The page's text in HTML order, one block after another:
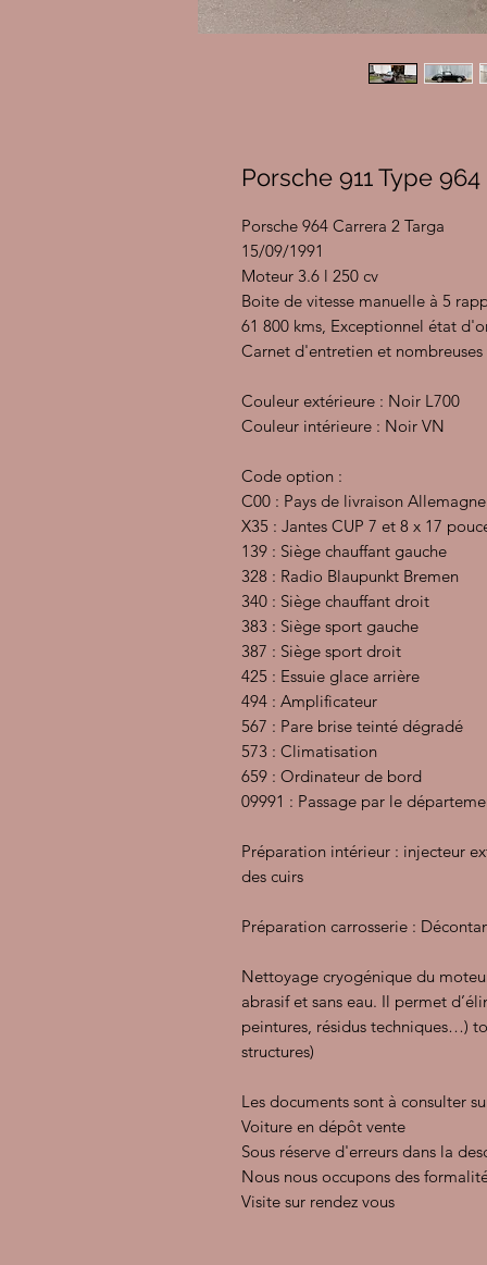
Porsche 911 Type
Porsche 964 Carrera 2 Targa
15/09/1991
Moteur 3.6 l 250 cv
Boite de vitesse manuelle à 5
61 800 kms, Exceptionnel état
Carnet d'entretien et
Couleur extérieure : Noir L700
Couleur intérieure : Noir VN
Code option :
C00 : Pays de livraison Allemagne
X35 : Jantes CUP 7 et 8 x 17
139 : Siège chauffant gauche
328 : Radio Blaupunkt Bremen
340 : Siège chauffant droit
383 : Siège sport gauche
387 : Siège sport droit
425 : Essuie glace arrière
494 : Amplificateur
567 : Pare brise teinté dégradé
573 : Climatisation
659 : Ordinateur de bord
09991 : Passage par le
Préparation intérieur : injecteur
des cuirs
Préparation carrosserie :
Nettoyage cryogénique du
abrasif et sans eau. Il permet
peintures, résidus techniques…)
structures)
Les documents sont à consulter
Voiture en dépôt vente
Sous réserve d'erreurs dans la
Nous nous occupons des
Visite sur rendez vous